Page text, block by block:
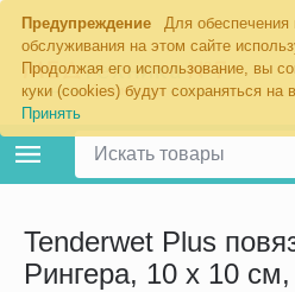
Предупреждение
Для обеспечения
обслуживания на этом сайте
Продолжая его использование, вы
куки (cookies) будут сохраняться
Принять
Tenderwet Plus
Рингера, 10 х 10